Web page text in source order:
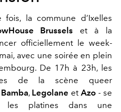
la commune d’Ixelles
Brussels et à la
officiellement le week-
avec une soirée en plein
De 17h à 23h, les
de la scène queer
, Legolane etAzo - se
les platines dans une